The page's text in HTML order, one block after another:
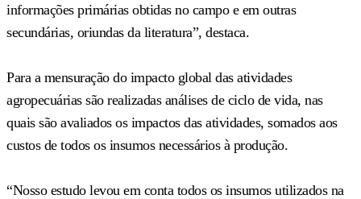
informações primárias obtidas no campo e em outras
secundárias, oriundas da literatura”, destaca.
Para a mensuração do impacto global das atividades
agropecuárias são realizadas análises de ciclo de vida, nas
quais são avaliados os impactos das atividades, somados aos
custos de todos os insumos necessários à produção.
“Nosso estudo levou em conta todos os insumos utilizados na